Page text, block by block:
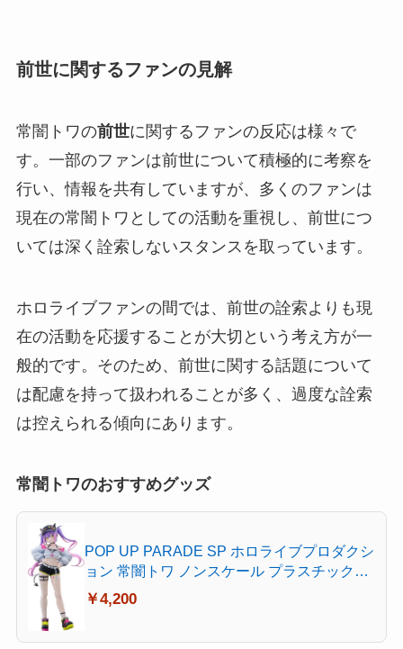
前世に関するファンの見解
常闇トワの前世に関するファンの反応は様々で
す。一部のファンは前世について積極的に考察を
行い、情報を共有していますが、多くのファンは
現在の常闇トワとしての活動を重視し、前世につ
いては深く詮索しないスタンスを取っています。
ホロライブファンの間では、前世の詮索よりも現
在の活動を応援することが大切という考え方が一
般的です。そのため、前世に関する話題について
は配慮を持って扱われることが多く、過度な詮索
は控えられる傾向にあります。
常闇トワのおすすめグッズ
POP UP PARADE SP ホロライブプロダクシ
ョン 常闇トワ ノンスケール プラスチック製
塗装済み完成品
￥4,200